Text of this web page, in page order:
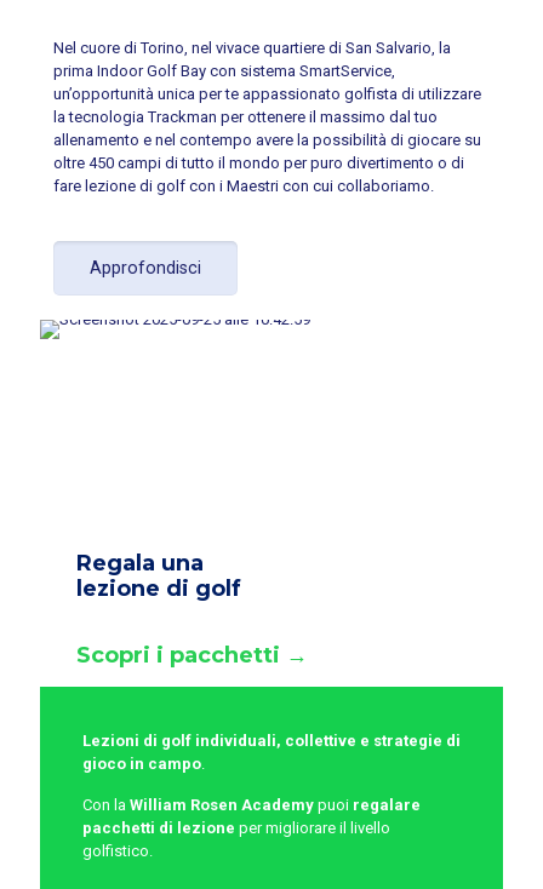
Nel cuore di Torino, nel vivace quartiere di San Salvario, la
prima Indoor Golf Bay con sistema SmartService,
un’opportunità unica per te appassionato golfista di utilizzare
la tecnologia Trackman per ottenere il massimo dal tuo
allenamento e nel contempo avere la possibilità di giocare su
oltre 450 campi di tutto il mondo per puro divertimento o di
fare lezione di golf con i Maestri con cui collaboriamo.
Approfondisci
Regala una
lezione di golf
Scopri i pacchetti →
Lezioni di golf individuali, collettive e strategie di
gioco in campo.
Con la William Rosen Academy puoi regalare
pacchetti di lezione per migliorare il livello
golfistico.